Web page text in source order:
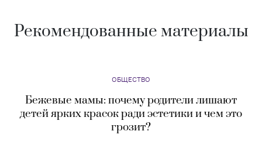
Рекомендованные материалы
ОБЩЕСТВО
Бежевые мамы: почему родители лишают
детей ярких красок ради эстетики и чем это
грозит?